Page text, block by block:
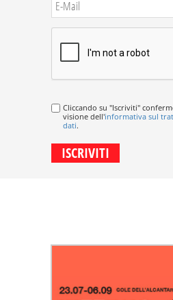
Cliccando su "Iscriviti"
visione dell'informativa sul
dati.